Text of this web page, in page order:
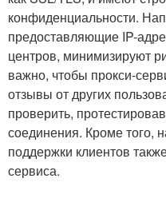
конфиденциальности.
предоставляющие IP-
центров, минимизируют
важно, чтобы прокси-
отзывы от других
проверить,
соединения. Кроме того,
поддержки клиентов
сервиса.